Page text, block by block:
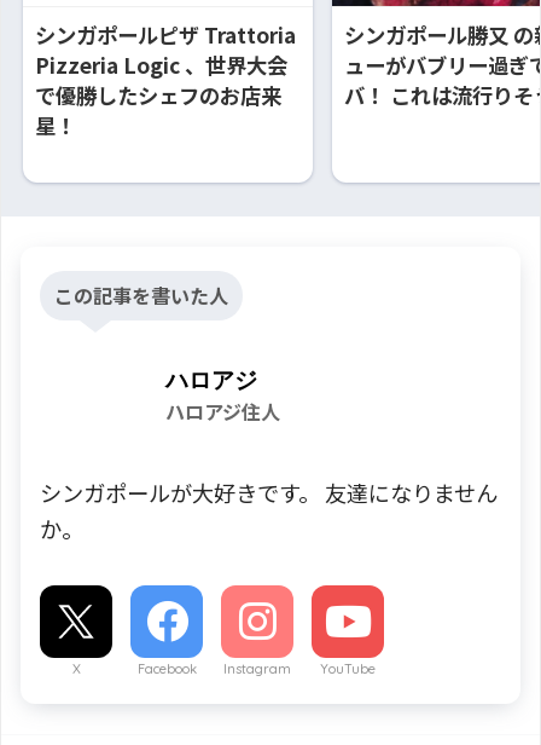
シンガポールピザ Trattoria
Pizzeria Logic 、世界大会
で優勝したシェフのお店来
星！
シンガポール勝又 の
ューがバブリー過ぎ
バ！ これは流行りそ
この記事を書いた人
ハロアジ
ハロアジ住人
シンガポールが大好きです。 友達になりません
か。
X Facebook Instagram YouTube